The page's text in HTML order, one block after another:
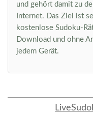
und gehört damit zu
Internet. Das Ziel ist
kostenlose Sudoku-
Download und ohne
jedem Gerät.